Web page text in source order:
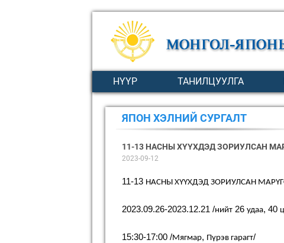
НҮҮР ТАНИЛЦУУЛГА
ЯПОН ХЭЛНИЙ СУРГАЛТ
11-13 НАСНЫ ХҮҮХДЭД ЗОРИУЛСАН
2023-09-12
11-13 НАСНЫ ХҮҮХДЭД ЗОРИУЛСАН
2023.09.26-2023.12.21 /нийт26 удаа, 40
15:30-17:00 /Мягмар, Пүрэв гарагт/